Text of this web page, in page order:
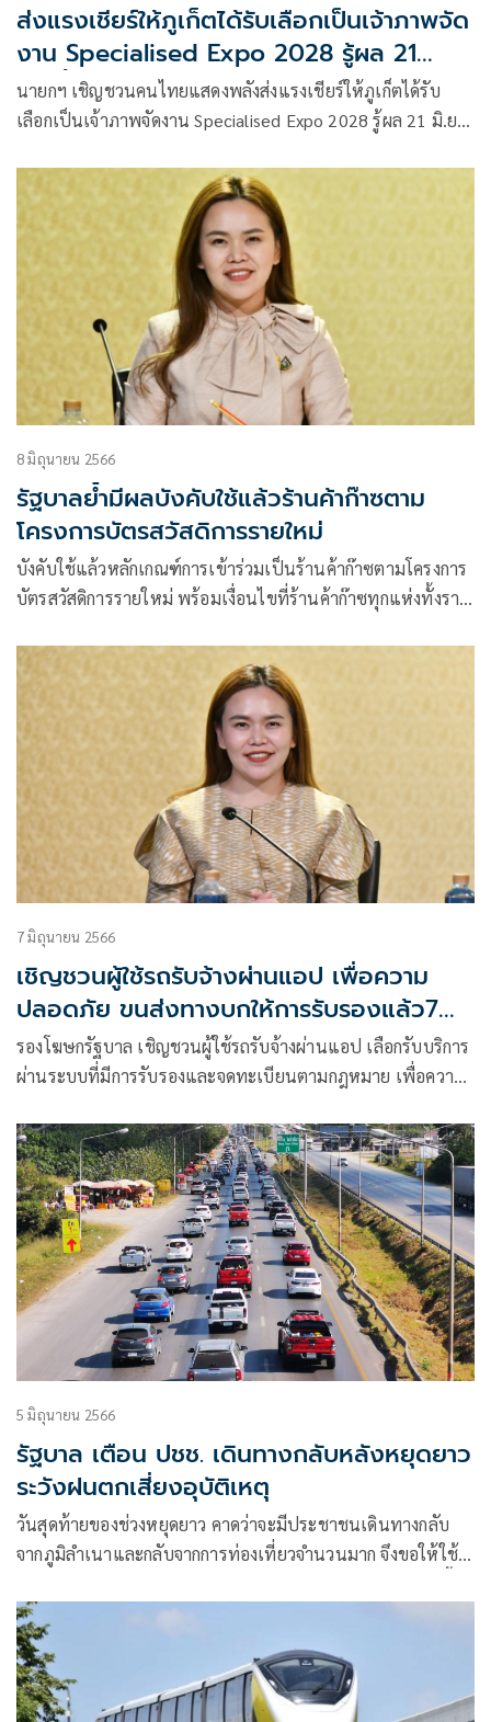
ส่งแรงเชียร์ให้ภูเก็ตได้รับเลือกเป็นเจ้าภาพจัด
งาน Specialised Expo 2028 รู้ผล 21
มิ.ย.นี้
นายกฯ เชิญชวนคนไทยแสดงพลังส่งแรงเชียร์ให้ภูเก็ตได้รับ
เลือกเป็นเจ้าภาพจัดงาน Specialised Expo 2028 รู้ผล 21 มิ.ย.นี้
BIE โหวตแข่งกับเมืองจาก 4 ประเทศ
8 มิถุนายน 2566
รัฐบาลย้ำมีผลบังคับใช้แล้วร้านค้าก๊าซตาม
โครงการบัตรสวัสดิการรายใหม่
บังคับใช้แล้วหลักเกณฑ์การเข้าร่วมเป็นร้านค้าก๊าซตามโครงการ
บัตรสวัสดิการรายใหม่ พร้อมเงื่อนไขที่ร้านค้าก๊าซทุกแห่งทั้งราย
เข้าร่วมโครงการอีก
7 มิถุนายน 2566
เชิญชวนผู้ใช้รถรับจ้างผ่านแอป เพื่อความ
ปลอดภัย ขนส่งทางบกให้การรับรองแล้ว7
ราย
รองโฆษกรัฐบาล เชิญชวนผู้ใช้รถรับจ้างผ่านแอป เลือกรับบริการ
ผ่านระบบที่มีการรับรองและจดทะเบียนตามกฎหมาย เพื่อความ
บกให้การรับรองแล้ว 7 ราย
5 มิถุนายน 2566
รัฐบาล เตือน ปชช. เดินทางกลับหลังหยุดยาว
ระวังฝนตกเสี่ยงอุบัติเหตุ
วันสุดท้ายของช่วงหยุดยาว คาดว่าจะมีประชาชนเดินทางกลับ
จากภูมิลำเนาและกลับจากการท่องเที่ยวจำนวนมาก จึงขอให้ใช้
ฝนตกหนักในหลายพื้นที่